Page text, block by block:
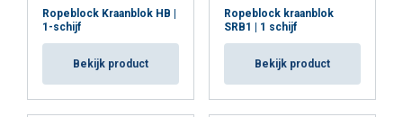
Ropeblock Kraanblok HB |
1-schijf
Bekijk product
Ropeblock kraanblok
SRB1 | 1 schijf
Bekijk product